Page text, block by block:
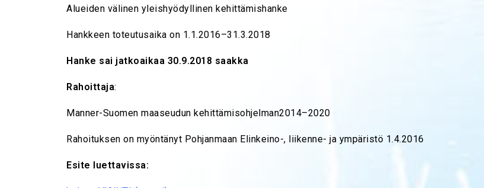
Alueiden välinen yleishyödyllinen kehittämishanke
Hankkeen toteutusaika on 1.1.2016–31.3.2018
Hanke sai jatkoaikaa 30.9.2018 saakka
Rahoittaja:
Manner-Suomen maaseudun kehittämisohjelman2014–2020
Rahoituksen on myöntänyt Pohjanmaan Elinkeino-, liikenne- ja ympäristö 1.4.2016
Esite luettavissa: